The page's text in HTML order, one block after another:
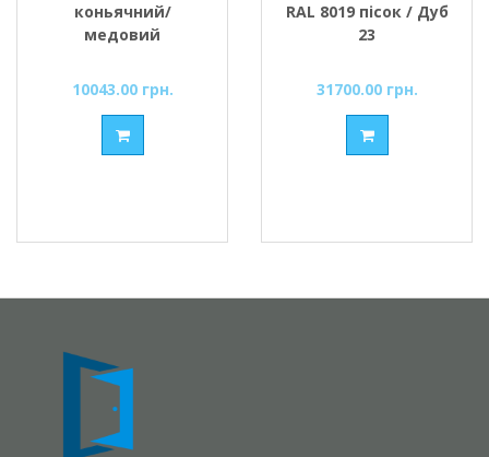
коньячний/
медовий
10043.00 грн.
RAL 8019 пісок / Дуб
23
31700.00 грн.